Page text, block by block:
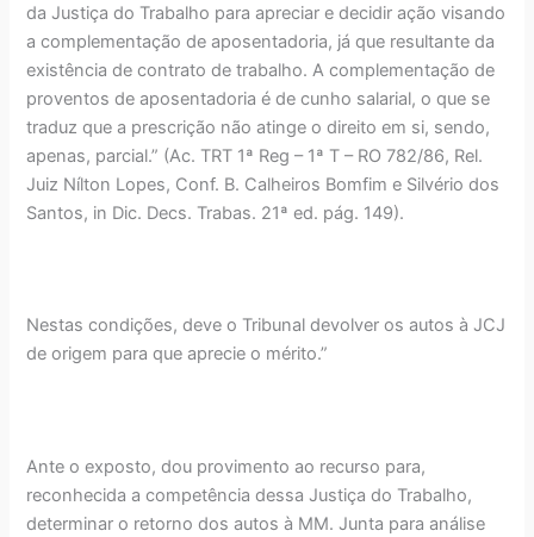
da Justiça do Trabalho para apreciar e decidir ação visando
a complementação de aposentadoria, já que resultante da
existência de contrato de trabalho. A complementação de
proventos de aposentadoria é de cunho salarial, o que se
traduz que a prescrição não atinge o direito em si, sendo,
apenas, parcial.” (Ac. TRT 1ª Reg – 1ª T – RO 782/86, Rel.
Juiz Nílton Lopes, Conf. B. Calheiros Bomfim e Silvério dos
Santos, in Dic. Decs. Trabas. 21ª ed. pág. 149).
Nestas condições, deve o Tribunal devolver os autos à JCJ
de origem para que aprecie o mérito.”
Ante o exposto, dou provimento ao recurso para,
reconhecida a competência dessa Justiça do Trabalho,
determinar o retorno dos autos à MM. Junta para análise